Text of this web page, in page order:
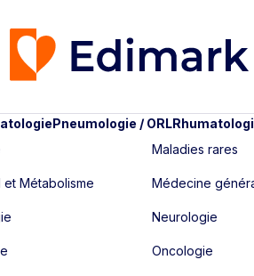
Pneumologie / ORL
et Métabolisme
Maladies rares
Médecine
Neurologie
Oncologie